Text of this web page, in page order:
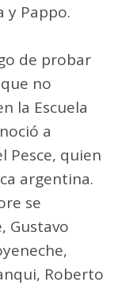
y Pappo.
de probar
no
la Escuela
a
Pesce, quien
argentina.
se
Gustavo
Roberto